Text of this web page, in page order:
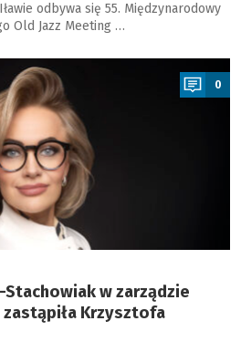
odbywa się 55. Międzynarodowy
Old Jazz Meeting …
0
w zarządzie
zastąpiła Krzysztofa